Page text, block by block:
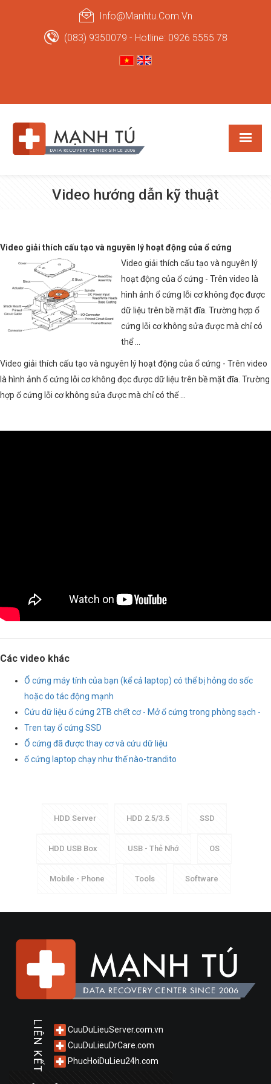
Info@manhtu.com.vn
(083) 9350079 - Hotline: 0926 5555 78
Video hướng dẫn kỹ thuật
Video giải thích cấu tạo và nguyên lý hoạt động của ổ cứng
Video giải thích cấu tạo và nguyên lý
hoạt động của ổ cứng - Trên video là
hình ảnh ổ cứng lỗi cơ không đọc được
dữ liệu trên bề mặt đĩa. Trường hợp ổ
cứng lỗi cơ không sửa được mà chỉ có
thể ...
Video giải thích cấu tạo và nguyên lý hoạt động của ổ cứng - Trên video
là hình ảnh ổ cứng lỗi cơ không đọc được dữ liệu trên bề mặt đĩa. Trường
hợp ổ cứng lỗi cơ không sửa được mà chỉ có thể ...
Các video khác
Ổ cứng máy tính của bạn (kể cả laptop) có thể bị hỏng do sốc
hoặc do tác động mạnh
Cứu dữ liệu ổ cứng 2TB chết cơ - Mở ổ cứng trong phòng sạch -
Tren tay ổ cứng SSD
Ổ cứng đã được thay cơ và cứu dữ liệu
ổ cứng laptop chạy như thế nào-trandito
HDD Server HDD 2.5/3.5 SSD
HDD USB Box USB - Thẻ Nhớ OS
Mobile - Phone Tools Software
LIÊN KẾT
CuuDuLieuServer.com.vn
CuuDuLieuDrCare.com
PhucHoiDuLieu24h.com